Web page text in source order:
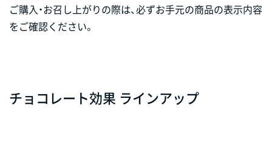
ご購入・お召し上がりの際は、必ずお手元の商品の表示内容
をご確認ください。
チョコレート効果 ラインアップ